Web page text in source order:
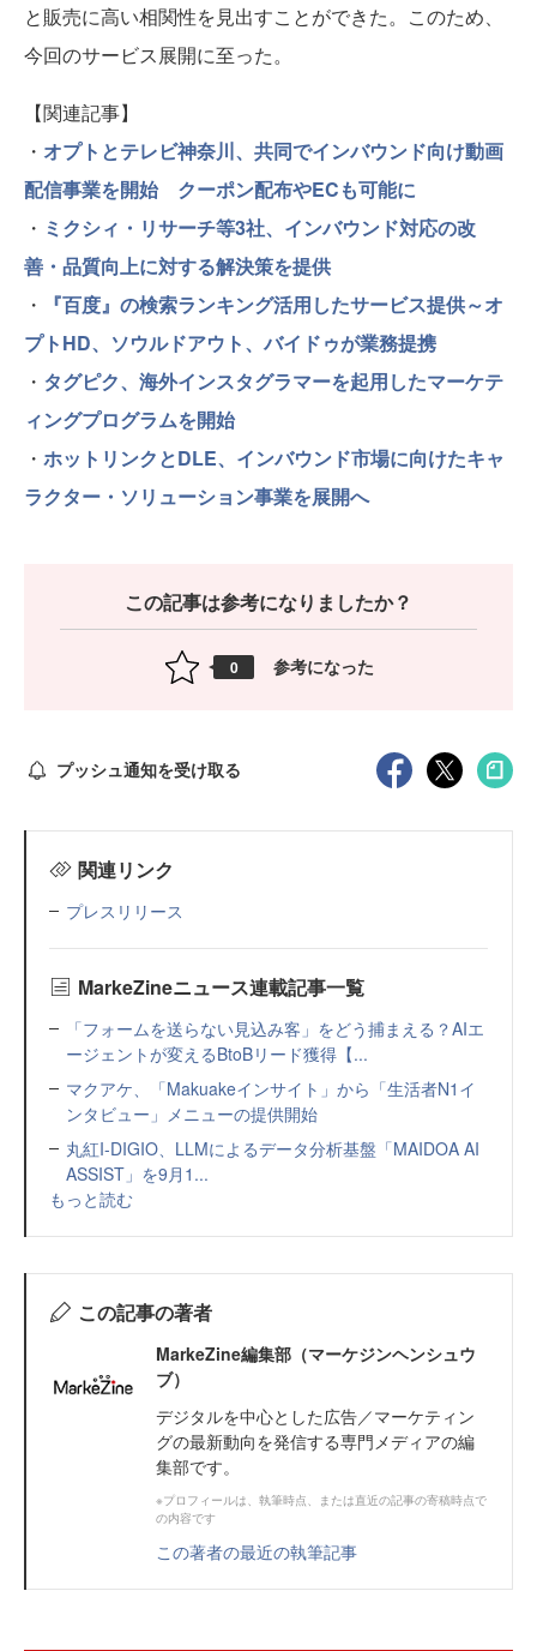
と販売に高い相関性を見出すことができた。このため、
今回のサービス展開に至った。
【関連記事】
・ オプトとテレビ神奈川、共同でインバウンド向け動画
配信事業を開始 クーポン配布やECも可能に
・ ミクシィ・リサーチ等3社、インバウンド対応の改
善・品質向上に対する解決策を提供
・
『百度』の検索ランキング活用したサービス提供～オ
プトHD、ソウルドアウト、バイドゥが業務提携
・ タグピク、海外インスタグラマーを起用したマーケテ
ィングプログラムを開始
・ ホットリンクとDLE、インバウンド市場に向けたキャ
ラクター・ソリューション事業を展開へ
この記事は参考になりましたか？
0 参考になった
プッシュ通知を受け取る
関連リンク
プレスリリース
MarkeZineニュース連載記事一覧
「フォームを送らない見込み客」をどう捕まえる？AIエ
ージェントが変えるBtoBリード獲得【...
マクアケ、「Makuakeインサイト」から「生活者N1イ
ンタビュー」メニューの提供開始
丸紅I-DIGIO、LLMによるデータ分析基盤「MAIDOA AI
ASSIST」を9月1...
もっと読む
この記事の著者
MarkeZine編集部（マーケジンヘンシュウ
ブ）
デジタルを中心とした広告／マーケティン
グの最新動向を発信する専門メディアの編
集部です。
※プロフィールは、執筆時点、または直近の記事の寄稿時点で
の内容です
この著者の最近の執筆記事